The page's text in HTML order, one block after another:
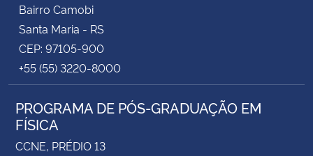
Bairro Camobi
Santa Maria - RS
CEP: 97105-900
+55 (55) 3220-8000
PROGRAMA DE PÓS-GRADUAÇÃO EM
FÍSICA
CCNE, PRÉDIO 13